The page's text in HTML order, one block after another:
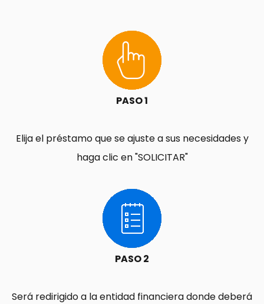
PASO 1
Elija el préstamo que se ajuste a sus necesidades y
haga clic en "SOLICITAR"
PASO 2
Será redirigido a la entidad financiera donde deberá